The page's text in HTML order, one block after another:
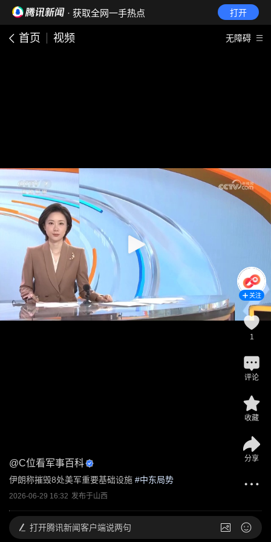
· 获取全网一手热点 打开
首页 视频 无障碍
@C位看军事百科
伊朗称摧毁8处美军重要基础设施 #中东局势
2026-06-29 16:32 发布于山西
关注
1
评论
收藏
分享
打开腾讯新闻客户端说两句